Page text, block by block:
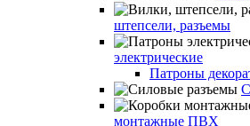
штепсели, разъемы
электрические
Патроны
монтажные ПВХ